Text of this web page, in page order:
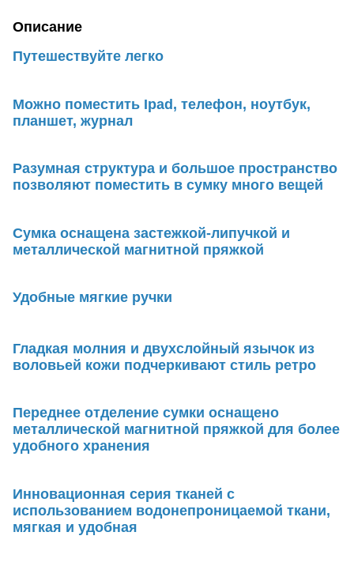
Описание
Путешествуйте легко
Можно поместить Іpad, телефон, ноутбук,
планшет, журнал
Разумная структура и большое пространство
позволяют поместить в сумку много вещей
Сумка оснащена застежкой-липучкой и
металлической магнитной пряжкой
Удобные мягкие ручки
Гладкая молния и двухслойный язычок из
воловьей кожи подчеркивают стиль ретро
Переднее отделение сумки оснащено
металлической магнитной пряжкой для более
удобного хранения
Инновационная серия тканей с
использованием водонепроницаемой ткани,
мягкая и удобная